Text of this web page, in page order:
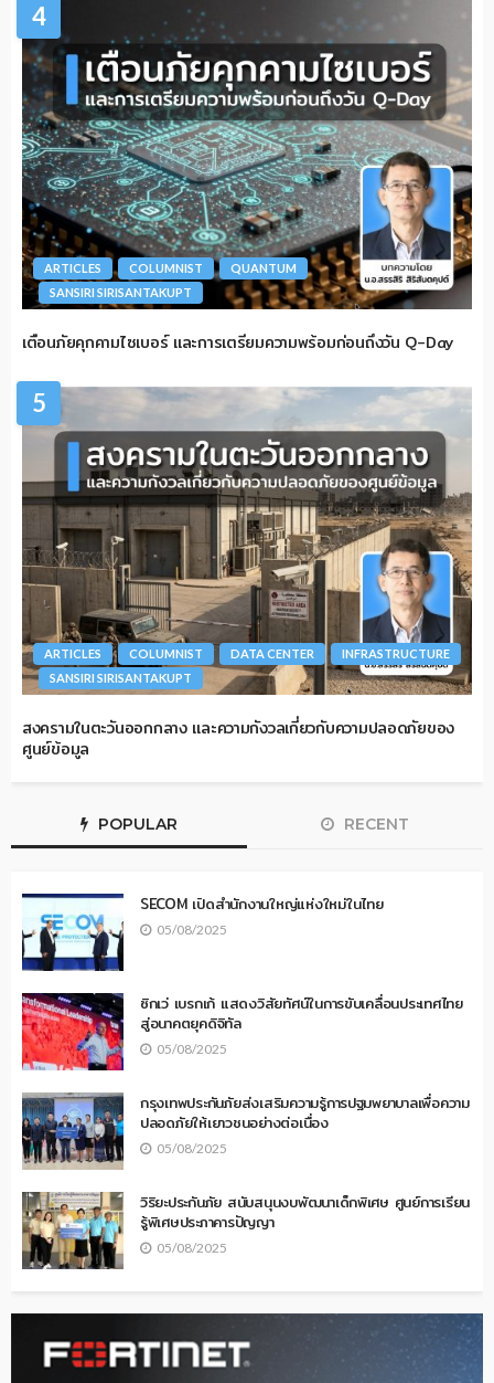
4
ARTICLES COLUMNIST
QUANTUM
SANSIRI SIRISANTAKUPT
เตือนภัยคุกคามไซเบอร์ และการเตรียมความพร้อมก่อนถึงวัน Q-Day
5
ARTICLES COLUMNIST DATA CENTER
INFRASTRUCTURE
SANSIRI SIRISANTAKUPT
สงครามในตะวันออกกลาง และความกังวลเกี่ยวกับความปลอดภัยของ
ศูนย์ข้อมูล
POPULAR RECENT
SECOM เปิดสำนักงานใหญ่แห่งใหม่ในไทย
05/08/2025
ซิกเว่ เบรกเก้ แสดงวิสัยทัศน์ในการขับเคลื่อนประเทศไทย
สู่อนาคตยุคดิจิทัล
05/08/2025
กรุงเทพประกันภัยส่งเสริมความรู้การปฐมพยาบาลเพื่อความ
ปลอดภัยให้เยาวชนอย่างต่อเนื่อง
05/08/2025
วิริยะประกันภัย สนับสนุนงบพัฒนาเด็กพิเศษ ศูนย์การเรียน
รู้พิเศษประภาคารปัญญา
05/08/2025